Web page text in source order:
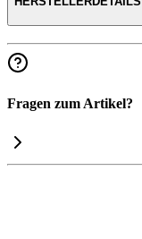
Fragen zum Artikel?